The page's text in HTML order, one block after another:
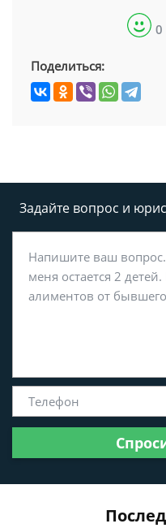
0
Поделиться:
Задайте вопрос и